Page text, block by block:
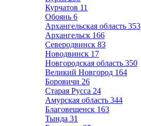
Курчатов 11
Обоянь 6
Архангельская область 353
Архангельск 166
Северодвинск 83
Новодвинск 17
Новгородская область 350
Великий Новгород 164
Боровичи 26
Старая Русса 24
Амурская область 344
Благовещенск 163
Тында 31